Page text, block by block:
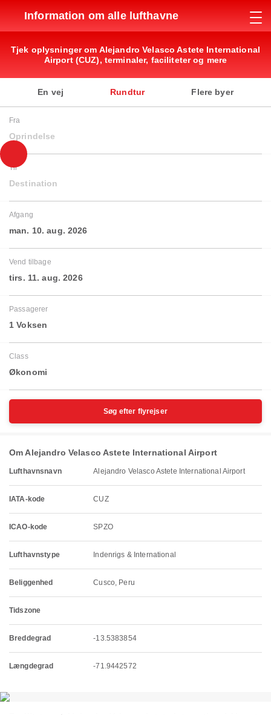
Information om alle lufthavne
Tjek oplysninger om Alejandro Velasco Astete International
Airport (CUZ), terminaler, faciliteter og mere
En vej Rundtur Flere byer
Fra
Oprindelse
Til
Destination
Afgang
man. 10. aug. 2026
Vend tilbage
tirs. 11. aug. 2026
Passagerer
1 Voksen
Class
Økonomi
Søg efter flyrejser
Om Alejandro Velasco Astete International Airport
Lufthavnsnavn Alejandro Velasco Astete International Airport
IATA-kode CUZ
ICAO-kode SPZO
Lufthavnstype Indenrigs & International
Beliggenhed Cusco, Peru
Tidszone
Breddegrad -13.5383854
Længdegrad -71.9442572